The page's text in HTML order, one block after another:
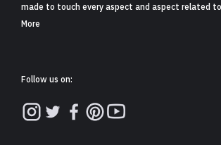
made to touch every aspect and aspect related
More
Follow us on: